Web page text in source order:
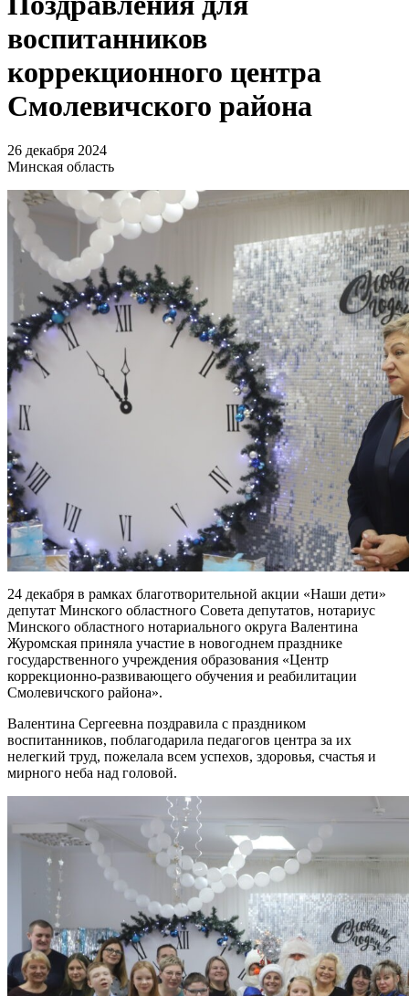
воспитанников
коррекционного центра
Смолевичского района
26 декабря 2024
Минская область
24 декабря в рамках благотворительной акции «Наши дети»
депутат Минского областного Совета депутатов, нотариус
Минского областного нотариального округа Валентина
Журомская приняла участие в новогоднем празднике
государственного учреждения образования «Центр
коррекционно-развивающего обучения и реабилитации
Смолевичского района».
Валентина Сергеевна поздравила с праздником
воспитанников, поблагодарила педагогов центра за их
нелегкий труд, пожелала всем успехов, здоровья, счастья и
мирного неба над головой.